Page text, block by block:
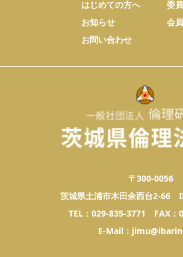
はじめての方へ
お知らせ
お問い合わせ
委
会
〒300-0056
茨城県土浦市木田余西台2-66
TEL：029-835-3771 FAX：
E-Mail：